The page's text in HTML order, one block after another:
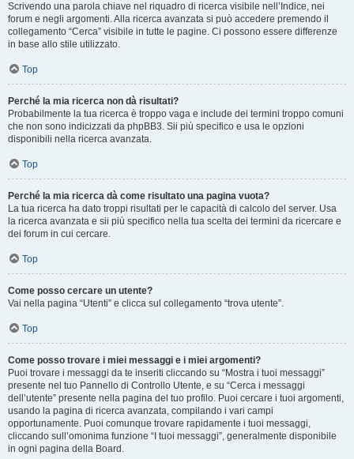
Scrivendo una parola chiave nel riquadro di ricerca visibile nell’Indice, nei
forum e negli argomenti. Alla ricerca avanzata si può accedere premendo il
collegamento “Cerca” visibile in tutte le pagine. Ci possono essere differenze
in base allo stile utilizzato.
Top
Perché la mia ricerca non dà risultati?
Probabilmente la tua ricerca è troppo vaga e include dei termini troppo comuni
che non sono indicizzati da phpBB3. Sii più specifico e usa le opzioni
disponibili nella ricerca avanzata.
Top
Perché la mia ricerca dà come risultato una pagina vuota?
La tua ricerca ha dato troppi risultati per le capacità di calcolo del server. Usa
la ricerca avanzata e sii più specifico nella tua scelta dei termini da ricercare e
dei forum in cui cercare.
Top
Come posso cercare un utente?
Vai nella pagina “Utenti” e clicca sul collegamento “trova utente”.
Top
Come posso trovare i miei messaggi e i miei argomenti?
Puoi trovare i messaggi da te inseriti cliccando su “Mostra i tuoi messaggi”
presente nel tuo Pannello di Controllo Utente, e su “Cerca i messaggi
dell’utente” presente nella pagina del tuo profilo. Puoi cercare i tuoi argomenti,
usando la pagina di ricerca avanzata, compilando i vari campi
opportunamente. Puoi comunque trovare rapidamente i tuoi messaggi,
cliccando sull’omonima funzione “I tuoi messaggi”, generalmente disponibile
in ogni pagina della Board.